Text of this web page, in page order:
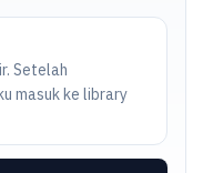
Setelah
masuk ke library